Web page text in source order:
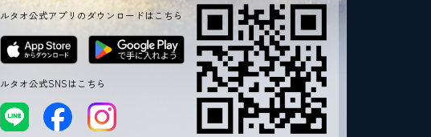
ルタオ公式アプリのダウンロードはこちら
ルタオ公式SNSはこちら